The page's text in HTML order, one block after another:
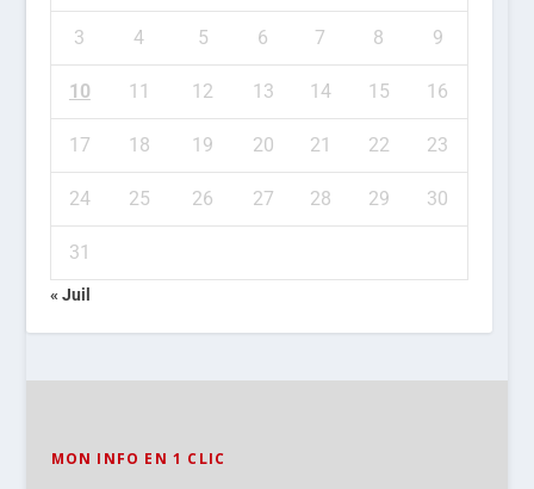
3 4 5 6 7 8 9
10 11 12 13 14 15 16
17 18 19 20 21 22 23
24 25 26 27 28 29 30
31
« Juil
MON INFO EN 1 CLIC